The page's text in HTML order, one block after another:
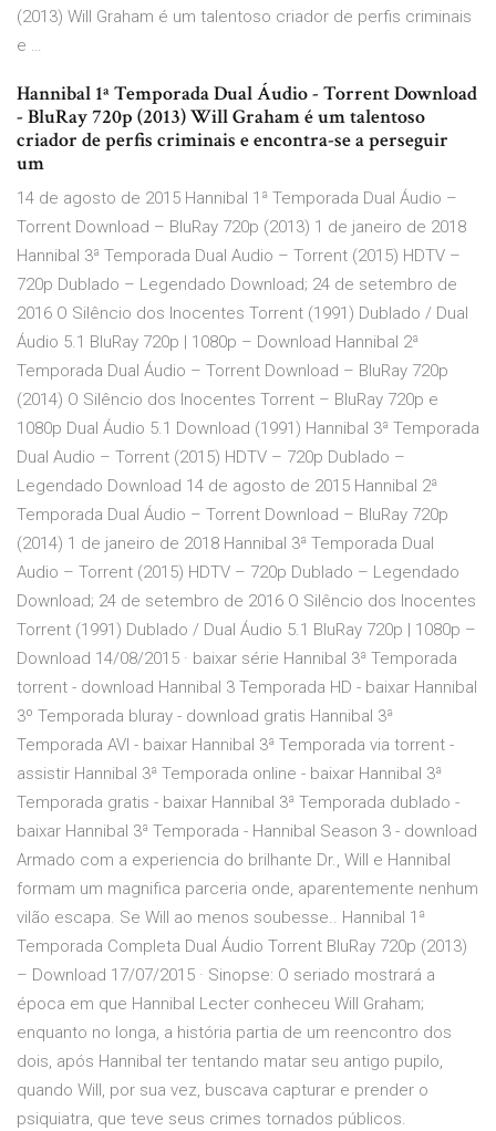
(2013) Will Graham é um talentoso criador de perfis criminais
e …
Hannibal 1ª Temporada Dual Áudio - Torrent Download
- BluRay 720p (2013) Will Graham é um talentoso
criador de perfis criminais e encontra-se a perseguir
um
14 de agosto de 2015 Hannibal 1ª Temporada Dual Áudio –
Torrent Download – BluRay 720p (2013) 1 de janeiro de 2018
Hannibal 3ª Temporada Dual Audio – Torrent (2015) HDTV –
720p Dublado – Legendado Download; 24 de setembro de
2016 O Silêncio dos Inocentes Torrent (1991) Dublado / Dual
Áudio 5.1 BluRay 720p | 1080p – Download Hannibal 2ª
Temporada Dual Áudio – Torrent Download – BluRay 720p
(2014) O Silêncio dos Inocentes Torrent – BluRay 720p e
1080p Dual Áudio 5.1 Download (1991) Hannibal 3ª Temporada
Dual Audio – Torrent (2015) HDTV – 720p Dublado –
Legendado Download 14 de agosto de 2015 Hannibal 2ª
Temporada Dual Áudio – Torrent Download – BluRay 720p
(2014) 1 de janeiro de 2018 Hannibal 3ª Temporada Dual
Audio – Torrent (2015) HDTV – 720p Dublado – Legendado
Download; 24 de setembro de 2016 O Silêncio dos Inocentes
Torrent (1991) Dublado / Dual Áudio 5.1 BluRay 720p | 1080p –
Download 14/08/2015 · baixar série Hannibal 3ª Temporada
torrent - download Hannibal 3 Temporada HD - baixar Hannibal
3º Temporada bluray - download gratis Hannibal 3ª
Temporada AVI - baixar Hannibal 3ª Temporada via torrent -
assistir Hannibal 3ª Temporada online - baixar Hannibal 3ª
Temporada gratis - baixar Hannibal 3ª Temporada dublado -
baixar Hannibal 3ª Temporada - Hannibal Season 3 - download
Armado com a experiencia do brilhante Dr., Will e Hannibal
formam um magnifica parceria onde, aparentemente nenhum
vilão escapa. Se Will ao menos soubesse.. Hannibal 1ª
Temporada Completa Dual Áudio Torrent BluRay 720p (2013)
– Download 17/07/2015 · Sinopse: O seriado mostrará a
época em que Hannibal Lecter conheceu Will Graham;
enquanto no longa, a história partia de um reencontro dos
dois, após Hannibal ter tentando matar seu antigo pupilo,
quando Will, por sua vez, buscava capturar e prender o
psiquiatra, que teve seus crimes tornados públicos.